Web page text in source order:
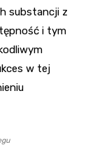
substancji z
i tym
w tej